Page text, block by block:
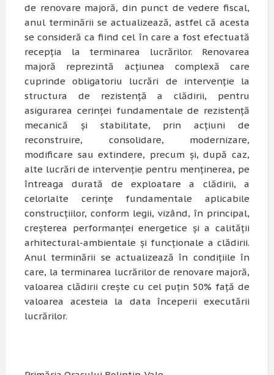
de renovare majoră, din punct de vedere fiscal,
anul terminării se actualizează, astfel că acesta
se consideră ca fiind cel în care a fost efectuată
recepţia la terminarea lucrărilor. Renovarea
majoră reprezintă acţiunea complexă care
cuprinde obligatoriu lucrări de intervenţie la
structura de rezistenţă a clădirii, pentru
asigurarea cerinţei fundamentale de rezistenţă
mecanică şi stabilitate, prin acţiuni de
reconstruire, consolidare, modernizare,
modificare sau extindere, precum şi, după caz,
alte lucrări de intervenţie pentru menţinerea, pe
întreaga durată de exploatare a clădirii, a
celorlalte cerinţe fundamentale aplicabile
construcţiilor, conform legii, vizând, în principal,
creşterea performanţei energetice şi a calităţii
arhitectural-ambientale şi funcţionale a clădirii.
Anul terminării se actualizează în condiţiile în
care, la terminarea lucrărilor de renovare majoră,
valoarea clădirii creşte cu cel puţin 50% faţă de
valoarea acesteia la data începerii executării
lucrărilor.